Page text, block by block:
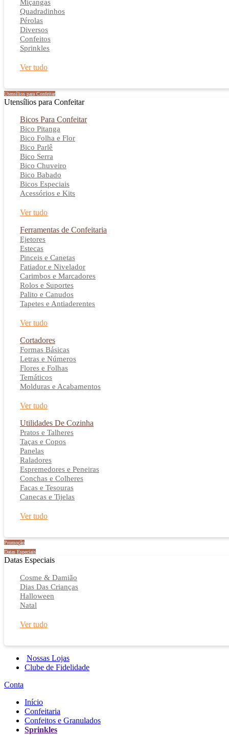
Miçangas
Quadradinhos
Pérolas
Diversos
Confeitos
Sprinkles
Ver tudo
Utensílios para Confeitar
Utensílios para Confeitar
Bicos Para Confeitar
Bico Pitanga
Bico Folha e Flor
Bico Parlê
Bico Serra
Bico Chuveiro
Bico Babado
Bicos Especiais
Acessórios e Kits
Ver tudo
Ferramentas de Confeitaria
Ejetores
Estecas
Pinceis e Canetas
Fatiador e Nivelador
Carimbos e Marcadores
Rolos e Suportes
Palito e Canudos
Tapetes e Antiaderentes
Ver tudo
Cortadores
Formas Básicas
Letras e Números
Flores e Folhas
Temáticos
Molduras e Acabamentos
Ver tudo
Utilidades De Cozinha
Pratos e Talheres
Taças e Copos
Panelas
Raladores
Espremedores e Peneiras
Conchas e Colheres
Facas e Tesouras
Canecas e Tijelas
Ver tudo
Promoção
Datas Especiais
Datas Especiais
Cosme & Damião
Dias Das Crianças
Halloween
Natal
Ver tudo
Nossas Lojas
Clube de Fidelidade
Conta
Início
Confeitaria
Confeitos e Granulados
Sprinkles